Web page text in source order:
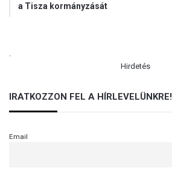
a Tisza kormányzását
Hirdetés
IRATKOZZON FEL A HÍRLEVELÜNKRE!
Email